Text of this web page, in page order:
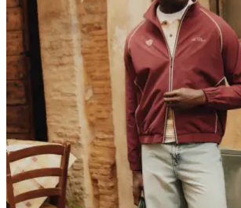
Kolekcje
Les Deux International ClubSummer 2026